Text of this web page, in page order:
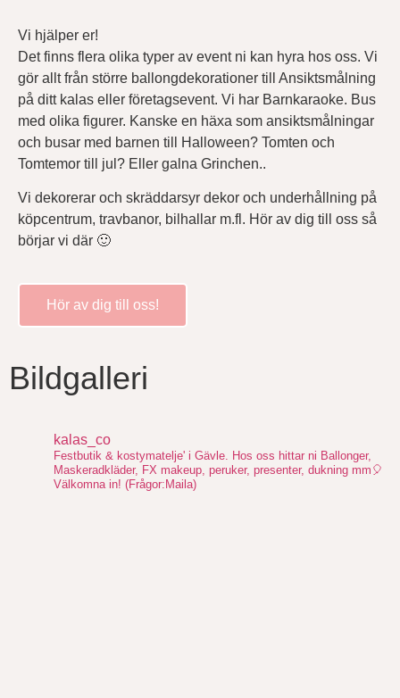
Vi hjälper er!
Det finns flera olika typer av event ni kan hyra hos oss. Vi
gör allt från större ballongdekorationer till Ansiktsmålning
på ditt kalas eller företagsevent. Vi har Barnkaraoke. Bus
med olika figurer. Kanske en häxa som ansiktsmålningar
och busar med barnen till Halloween? Tomten och
Tomtemor till jul? Eller galna Grinchen..
Vi dekorerar och skräddarsyr dekor och underhållning på
köpcentrum, travbanor, bilhallar m.fl. Hör av dig till oss så
börjar vi där 🙂
Hör av dig till oss!
Bildgalleri
kalas_co
Festbutik & kostymatelje' i Gävle. Hos oss hittar ni Ballonger,
Maskeradkläder, FX makeup, peruker, presenter, dukning mm🎈
Välkomna in! (Frågor:Maila)